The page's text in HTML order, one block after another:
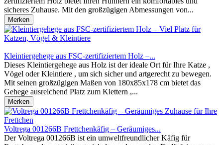
sicheres Zuhause. Mit den großzügigen Abmessungen von...
Merken
Kleintiergehege aus FSC-zertifiziertem Holz –...
Dieses Kleintiergehege aus Holz ist der ideale Ort für Ihre Katze ,
Vögel oder Kleintiere , um sich sicher und artgerecht zu bewegen.
Mit seinen großzügigen Maßen von 180x85x178 cm bietet das
Gehege ausreichend Platz zum Klettern ,...
Merken
Voltrega 001266B Frettchenkäfig – Geräumiges...
Der Voltrega 001266B ist ein umweltfreundlicher Käfig für